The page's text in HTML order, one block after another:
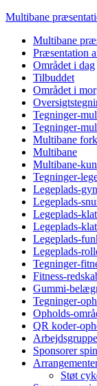
Multibane
Multibane
Præsentation
Området i dag
Tilbuddet
Området i
Tegninger-
Tegninger-
Multibane
Multibane
Multibane-
Tegninger-
Legeplads-
Legeplads-
Legeplads-
Legeplads-
Legeplads-
Legeplads-
Tegninger-
Fitness-
Gummi-
Tegninger-
Opholds-
QR koder-
Sponsorer
Støt